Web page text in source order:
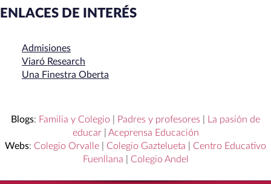
ENLACES DE INTERÉS
Admisiones
Viaró Research
Una Finestra Oberta
Blogs: Familia y Colegio Padres y profesores
La pasión de
educar| Aceprensa Educación
Webs: Colegio Orvalle Colegio Gaztelueta
Centro Educativo
Fuenllana
Colegio Andel